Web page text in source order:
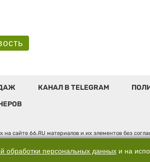
КАНАЛ В TELEGRAM
сайте 66.RU материалов и их элементов без
информационных технологий и массовых
Свердловская обл., г. Екатеринбург, ул.
50-66 info@news.66.ru Главный редактор: Шлыков
обработки персональных данныхи на